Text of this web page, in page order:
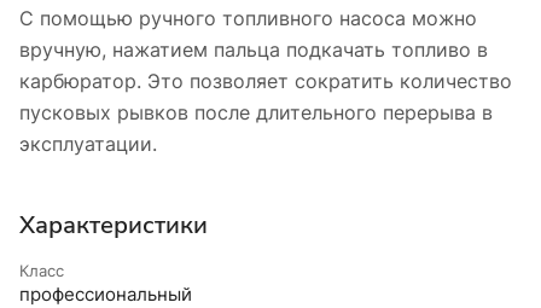
С помощью ручного топливного насоса можно
вручную, нажатием пальца подкачать топливо в
карбюратор. Это позволяет сократить количество
пусковых рывков после длительного перерыва в
эксплуатации.
Характеристики
Класс
профессиональный